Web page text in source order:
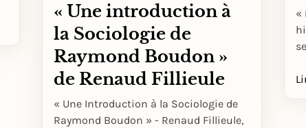
« Une introduction à
la Sociologie de
Raymond Boudon »
de Renaud Fillieule
« Une Introduction à la Sociologie de
Raymond Boudon » - Renaud Fillieule,
«